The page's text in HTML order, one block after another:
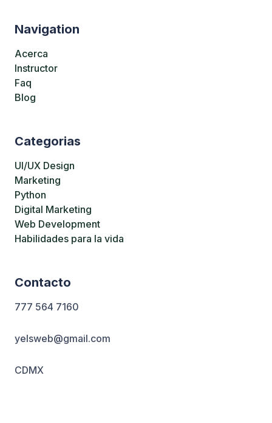
Navigation
Acerca
Instructor
Faq
Blog
Categorias
UI/UX Design
Marketing
Python
Digital Marketing
Web Development
Habilidades para la vida
Contacto
777 564 7160
yelsweb@gmail.com
CDMX